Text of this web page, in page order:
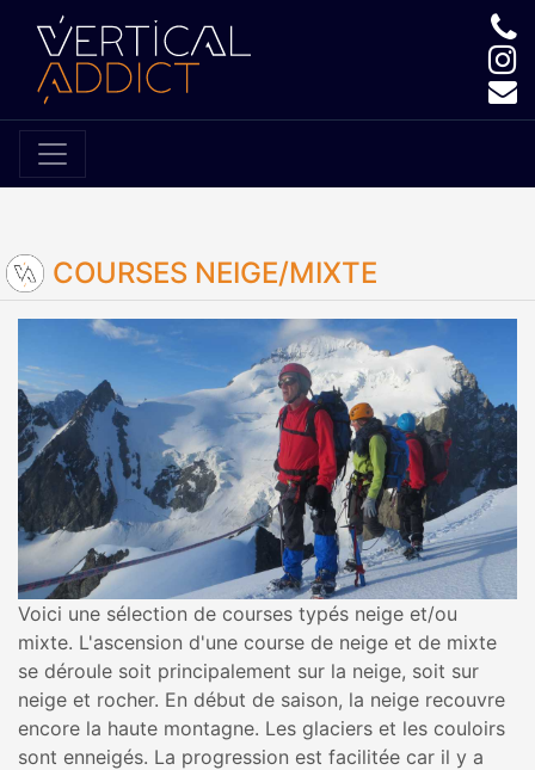
COURSES NEIGE/MIXTE
Voici une sélection de courses typés neige et/ou
mixte. L'ascension d'une course de neige et de mixte
se déroule soit principalement sur la neige, soit sur
neige et rocher. En début de saison, la neige recouvre
encore la haute montagne. Les glaciers et les couloirs
sont enneigés. La progression est facilitée car il y a